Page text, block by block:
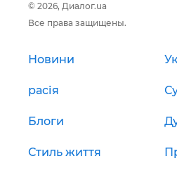
© 2026, Диалог.ua
Все права защищены.
Новини
расія
Блоги
Стиль життя